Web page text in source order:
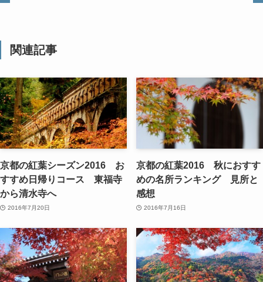
関連記事
京都の紅葉シーズン2016 お
すすめ日帰りコース 東福寺
から清水寺へ
2016年7月20日
京都の紅葉2016 秋におすす
めの名所ランキング 見所と
感想
2016年7月16日